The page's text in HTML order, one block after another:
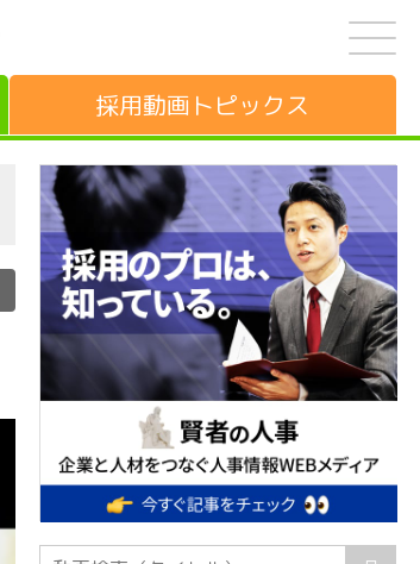
採用動画 トピックス